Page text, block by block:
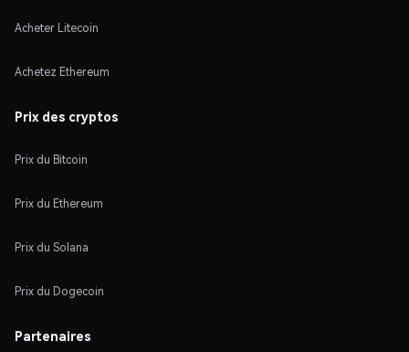
Acheter Litecoin
Achetez Ethereum
Prix des cryptos
Prix du Bitcoin
Prix du Ethereum
Prix du Solana
Prix du Dogecoin
Partenaires